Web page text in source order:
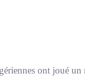
ont joué